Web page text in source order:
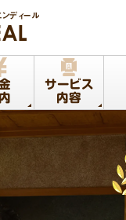
ディール
サービス
内容